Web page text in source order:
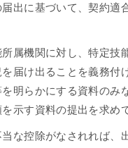
出に基づいて、契約適
属機関に対し、特定技
届け出ることを義務付
明らかにする資料のみ
示す資料の提出を求め
な控除がなされれば、